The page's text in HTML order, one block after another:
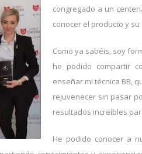
congregado a un
conocer el producto y su
Como ya sabéis, soy
he podido compartir
enseñar mi técnica BB,
rejuvenecer sin pasar
resultados increíbles
He podido conocer a